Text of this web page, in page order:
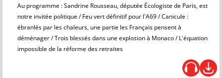
Au programme : Sandrine Rousseau, députée Écologiste de Paris, est
notre invitée politique / Feu vert définitif pour l'A69 / Canicule :
ébranlés par les chaleurs, une partie les Français pensent à
déménager / Trois blessés dans une explosion à Monaco / L'équation
impossible de la réforme des retraites